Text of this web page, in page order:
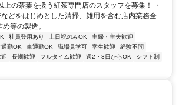
上の茶葉を扱う紅茶専門店のスタッフを募集！ ・
どをはじめとした清掃、雑用を含む店内業務全
等の製造。
社員登用あり 土日祝のみOK
主婦・主夫歓迎
通勤OK 車通勤OK 職場見学可 学生歓迎
経験不問
長期歓迎 フルタイム歓迎 週2・3日からOK
シフト制